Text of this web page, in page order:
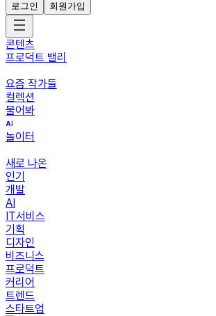
로그인
회원가입
콘텐츠
프로덕트 밸리
요즘 작가들
컬렉션
물어봐
놀이터
새로 나온
인기
개발
AI
IT서비스
기획
디자인
비즈니스
프로덕트
커리어
트렌드
스타트업